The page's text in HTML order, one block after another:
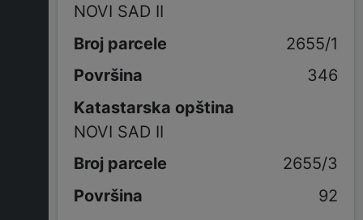
NOVI SAD II
2655/1
346
Katastarska opština
NOVI SAD II
2655/3
92